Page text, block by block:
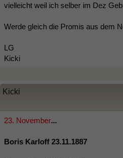
vielleicht weil ich selber im Dez
Werde gleich die Promis aus dem
LG
Kicki
Kicki
23. November...
Boris Karloff 23.11.1887